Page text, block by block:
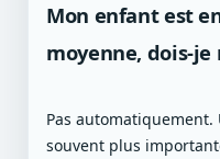
Mon enfant est
moyenne, dois-
Pas
souvent plus